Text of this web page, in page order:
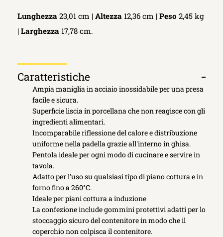
Lunghezza 23,01 cm | Altezza 12,36 cm | Peso 2,45 kg
| Larghezza 17,78 cm.
Caratteristiche
Apri
scheda
Ampia maniglia in acciaio inossidabile per una presa
facile e sicura.
Superficie liscia in porcellana che non reagisce con gli
ingredienti alimentari.
Incomparabile riflessione del calore e distribuzione
uniforme nella padella grazie all'interno in ghisa.
Pentola ideale per ogni modo di cucinare e servire in
tavola.
Adatto per l'uso su qualsiasi tipo di piano cottura e in
forno fino a 260°C.
Ideale per piani cottura a induzione
La confezione include gommini protettivi adatti per lo
stoccaggio sicuro del contenitore in modo che il
coperchio non colpisca il contenitore.